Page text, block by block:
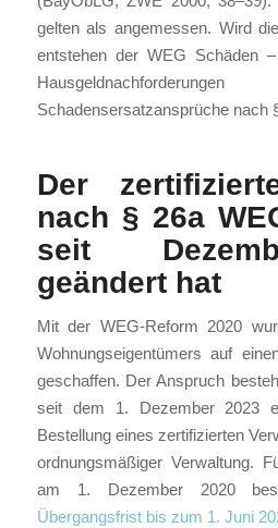
gelten als angemessen. Wird
entstehen der WEG Schäden
Schadensersatzansprüche nach
Der
nach § 26a
seit
geändert hat
Mit der WEG-Reform 2020
Wohnungseigentümers auf
geschaffen. Der Anspruch
seit dem 1. Dezember 2023
Bestellung eines zertifizierten
ordnungsmäßiger Verwaltung.
am 1. Dezember 2020
Übergangsfrist bis zum 1. Juni